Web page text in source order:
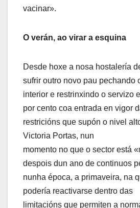
vacinar».
O verán, ao virar a esquina
Desde hoxe a nosa hostalería
sufrir outro novo pau pechando
interior e restrinxindo o servizo
por cento coa entrada en vigor
restricións que supón o nivel
Victoria Portas, nun
momento no que o sector está
despois dun ano de continuos
nunha época, a primaveira, na
podería reactivarse dentro das
limitacións que permiten a